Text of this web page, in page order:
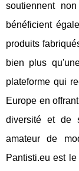
soutiennent
bénéficient
produits
bien plus
plateforme qui
Europe en
diversité et de
amateur de
Pantisti.eu est